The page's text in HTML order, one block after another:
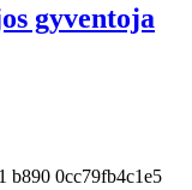
gyventoja